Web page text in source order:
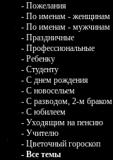
- Пожелания
- По именам - женщинам
- По именам - мужчинам
- Праздничные
- Профессиональные
- Ребенку
- Студенту
- С днем рождения
- С новосельем
- С разводом, 2-м браком
- С юбилеем
- Уходящим на пенсию
- Учителю
- Цветочный гороскоп
- Все темы